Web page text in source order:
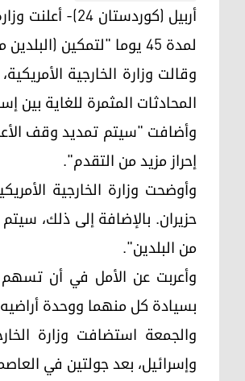
أربيل
لمدة 45 يوما "لتمكين (البلدين من) إحراز مزيد من التقدم"، في المفاوضات.
المحادثات المثمرة للغاية بين
إحراز مزيد من التقدم".
من البلدين".
وأعربت عن الأمل في أن تسهم
بسيادة كل منهما ووحدة
والجمعة استضافت وزارة
وإسرائيل، بعد جولتين في العاصمة الأمريكية يومي 14 و23